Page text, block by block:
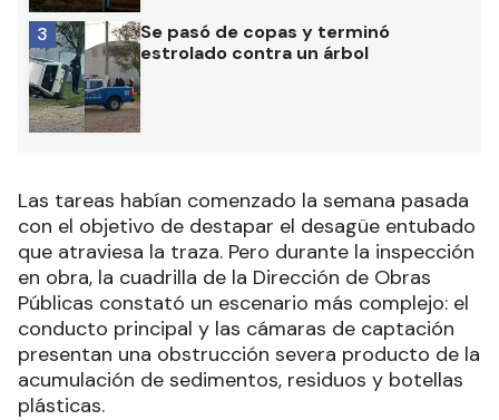
Se pasó de copas y terminó
estrolado contra un árbol
3
Las tareas habían comenzado la semana pasada
con el objetivo de destapar el desagüe entubado
que atraviesa la traza. Pero durante la inspección
en obra, la cuadrilla de la Dirección de Obras
Públicas constató un escenario más complejo: el
conducto principal y las cámaras de captación
presentan una obstrucción severa producto de la
acumulación de sedimentos, residuos y botellas
plásticas.